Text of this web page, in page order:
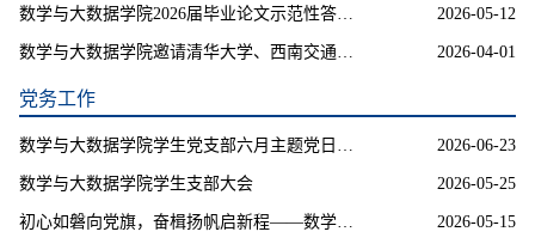
2026-05-12
数学与大数据学院2026届毕业论文示范性答辩成功举行
2026-04-01
数学与大数据学院邀请清华大学、西南交通大学专家来校指导交流
党务工作
2026-06-23
数学与大数据学院学生党支部六月主题党日活动
2026-05-25
数学与大数据学院学生支部大会
2026-05-15
初心如磐向党旗，奋楫扬帆启新程——数学与大数据学院第51期入党积极分子动员大会